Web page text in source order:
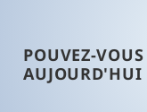
POUVEZ-